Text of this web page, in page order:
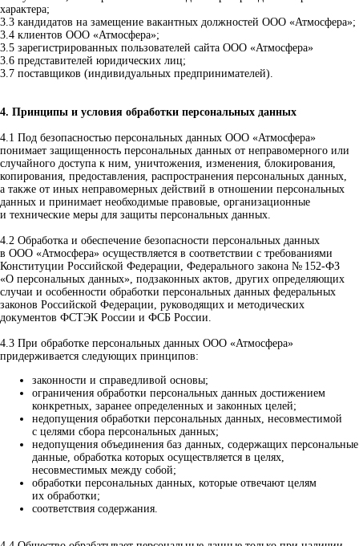
характера;
3.3 кандидатов на замещение вакантных должностей ООО «Атмосфера»;
3.4 клиентов ООО «Атмосфера»;
3.5 зарегистрированных пользователей сайта ООО «Атмосфера»
3.6 представителей юридических лиц;
3.7 поставщиков (индивидуальных предпринимателей).
4. Принципы и условия обработки персональных данных
4.1 Под безопасностью персональных данных ООО «Атмосфера»
понимает защищенность персональных данных от неправомерного или
случайного доступа к ним, уничтожения, изменения, блокирования,
копирования, предоставления, распространения персональных данных,
а также от иных неправомерных действий в отношении персональных
данных и принимает необходимые правовые, организационные
и технические меры для защиты персональных данных.
4.2 Обработка и обеспечение безопасности персональных данных
в ООО «Атмосфера» осуществляется в соответствии с требованиями
Конституции Российской Федерации, Федерального закона № 152-ФЗ
«О персональных данных», подзаконных актов, других определяющих
случаи и особенности обработки персональных данных федеральных
законов Российской Федерации, руководящих и методических
документов ФСТЭК России и ФСБ России.
4.3 При обработке персональных данных ООО «Атмосфера»
придерживается следующих принципов:
законности и справедливой основы;
ограничения обработки персональных данных достижением
конкретных, заранее определенных и законных целей;
недопущения обработки персональных данных, несовместимой
с целями сбора персональных данных;
недопущения объединения баз данных, содержащих персональные
данные, обработка которых осуществляется в целях,
несовместимых между собой;
обработки персональных данных, которые отвечают целям
их обработки;
соответствия содержания.